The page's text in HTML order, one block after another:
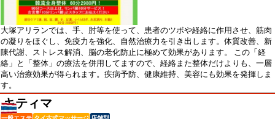
大塚アリランでは、手、肘等を使って、患者のツボや経絡に作用させ、筋肉
の凝りをほぐし、免疫力を強化、自然治療力を引き出します。体質改善、新
陳代謝、ストレス解消、脳の老化防止に極めて効果があります。 この「経
絡」と「整体」の療法を併用してますので、経絡また整体だけよりも、一層
高い治療効果が得られます。疾病予防、健康維持、美容にも効果を発揮しま
す。
キティマ